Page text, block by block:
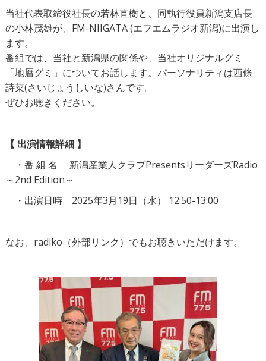
当社代表取締役社長の若林直樹と、同執行役員新潟支店長
の小林茂雄が、FM-NIIGATA (エフエムラジオ新潟)に出演し
ます。
番組では、当社と新潟県の関係や、当社オリジナルグミ
「地層グミ」についてお話します。パーソナリティは西條
詩菜(さいじょうしいな)さんです。
ぜひお聴きください。
【 出演情報詳細 】
・番 組 名 新潟産業人クラブPresentsリーダーズRadio
～2nd Edition～
・出演日時 2025年3月19日（水） 12:50-13:00
なお、 radiko（外部リンク） でもお聴きいただけます。